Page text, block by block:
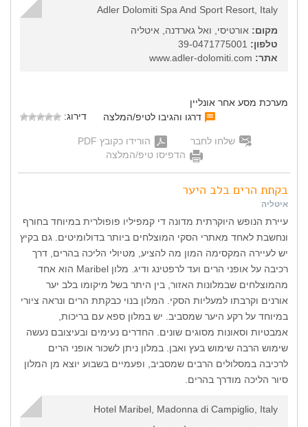
Adler Dolomiti Spa And Sport Resort, Italy
מקום: אורטיסי, ואל גארדנה, איטליה
טלפון:
אתר:
מערכת מסע אחר אונליין
דרגו והגיבו לטיפ/המלצה
דירוג:
שלחו לחבר
הורידו כקובץ PDF
הדפיסו טיפ/המלצה
בקתת הרים בלב היער
איטליה
עיירת הנופש היוקרתית מדונה די קמפיליו פופולרית במיוחד בחורף
ונחשבת לאחד מאתרי הסקי המוצלחים ביותר בדולומיטים. גם בקיץ
יש לעיירה המקסימה המון מה להציע, מטיולי הליכה בהרים, דרך
רכיבה על אופני הרים ועד לרפטינג ודיג. מלון Maribel הוא אחד
מהמוצלחים שבמלונות האזור, בין היתר בשל מיקומו בלב יער
אורנים וקרבתו למעליות הסקי. המלון בנוי כבקתת הרים ונראה ציורי
במיוחד על רקע היער שמסביב. יש במלון ספא עם בריכות,
אמבטיות וסאונות מסוגים שונים. החדרים נעימים ובעיצובם נעשה
שימוש הרבה שימוש בעץ ואבן. במלון ניתן לשכור אופני הרים
לרכיבה במסלולים הרבים שמסביב, ופעמיים בשבוע יוצא מן המלון
סיור הליכה מודרך בהרים.
Hotel Maribel, Madonna di Campiglio, Italy